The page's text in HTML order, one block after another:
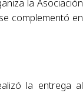
la Asociación
complementó en
la entrega al